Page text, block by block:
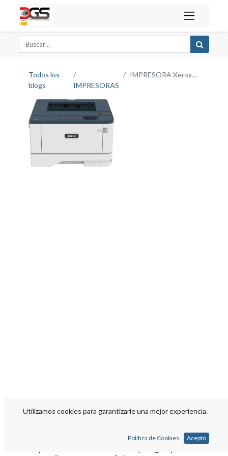
Todos los
blogs
IMPRESORAS
IMPRESORA Xerox® B310
Utilizamos cookies para garantizarle una mejor experiencia.
Política de Cookies Acepto